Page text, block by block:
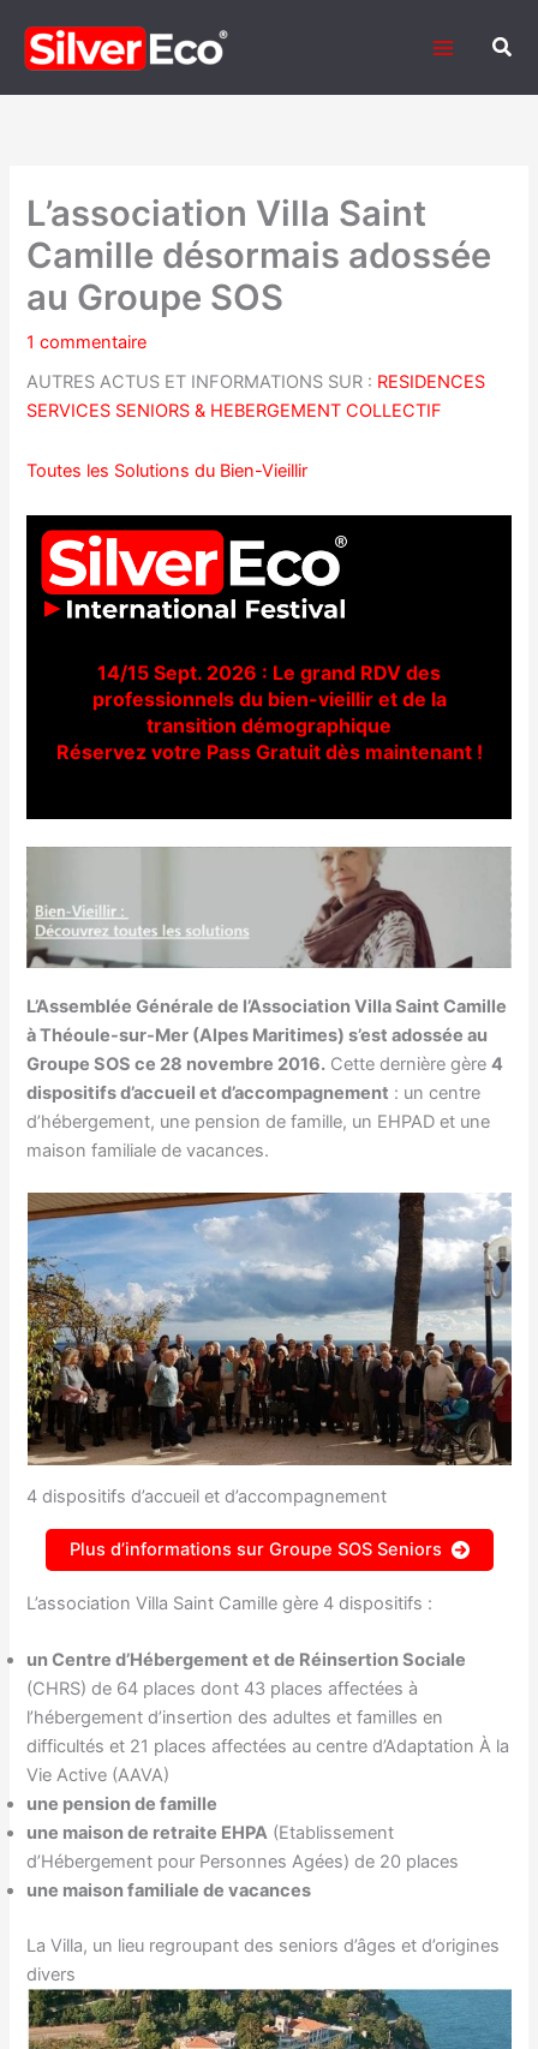
contenu
L’association Villa Saint
Camille désormais adossée
au Groupe SOS
1 commentaire
AUTRES ACTUS ET INFORMATIONS SUR : RESIDENCES
SERVICES SENIORS & HEBERGEMENT COLLECTIF
Toutes les Solutions du Bien-Vieillir
14/15 Sept. 2026 : Le grand RDV des
professionnels du bien-vieillir et de la
transition démographique
Réservez votre Pass Gratuit dès maintenant !
L’Assemblée Générale de l’Association Villa Saint Camille
à Théoule-sur-Mer (Alpes Maritimes) s’est adossée au
Groupe SOS ce 28 novembre 2016. Cette dernière gère4
dispositifs d’accueil et d’accompagnement : un centre
d’hébergement, une pension de famille, un EHPAD et une
maison familiale de vacances.
4 dispositifs d’accueil et d’accompagnement
Plus d’informations sur Groupe SOS Seniors
L’association Villa Saint Camille gère 4 dispositifs :
un Centre d’Hébergement et de Réinsertion Sociale
(CHRS) de 64 places dont 43 places affectées à
l’hébergement d’insertion des adultes et familles en
difficultés et 21 places affectées au centre d’Adaptation À la
Vie Active (AAVA)
une pension de famille
une maison de retraite EHPA (Etablissement
d’Hébergement pour Personnes Agées) de 20 places
une maison familiale de vacances
La Villa, un lieu regroupant des seniors d’âges et d’origines
divers